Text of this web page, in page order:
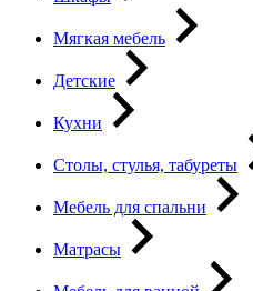
Мягкая мебель
Детские
Кухни
Столы, стулья, табуреты
Мебель для спальни
Матрасы